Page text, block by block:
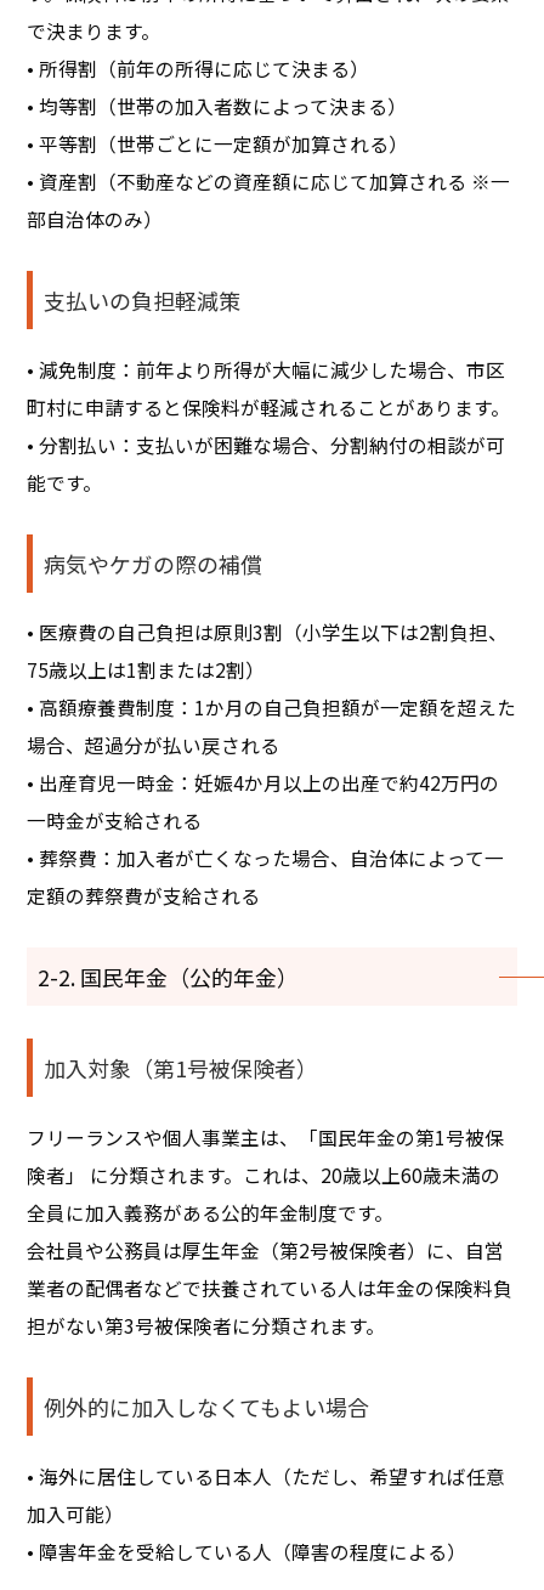
で決まります。
• 所得割（前年の所得に応じて決まる）
• 均等割（世帯の加入者数によって決まる）
• 平等割（世帯ごとに一定額が加算される）
• 資産割（不動産などの資産額に応じて加算される ※一
部自治体のみ）
支払いの負担軽減策
• 減免制度：前年より所得が大幅に減少した場合、市区
町村に申請すると保険料が軽減されることがあります。
• 分割払い：支払いが困難な場合、分割納付の相談が可
能です。
病気やケガの際の補償
• 医療費の自己負担は原則3割（小学生以下は2割負担、
75歳以上は1割または2割）
• 高額療養費制度：1か月の自己負担額が一定額を超えた
場合、超過分が払い戻される
• 出産育児一時金：妊娠4か月以上の出産で約42万円の
一時金が支給される
• 葬祭費：加入者が亡くなった場合、自治体によって一
定額の葬祭費が支給される
2-2. 国民年金（公的年金）
加入対象（第1号被保険者）
フリーランスや個人事業主は、「国民年金の第1号被保
険者」 に分類されます。これは、20歳以上60歳未満の
全員に加入義務がある公的年金制度です。
会社員や公務員は厚生年金（第2号被保険者）に、自営
業者の配偶者などで扶養されている人は年金の保険料負
担がない第3号被保険者に分類されます。
例外的に加入しなくてもよい場合
• 海外に居住している日本人（ただし、希望すれば任意
加入可能）
• 障害年金を受給している人（障害の程度による）